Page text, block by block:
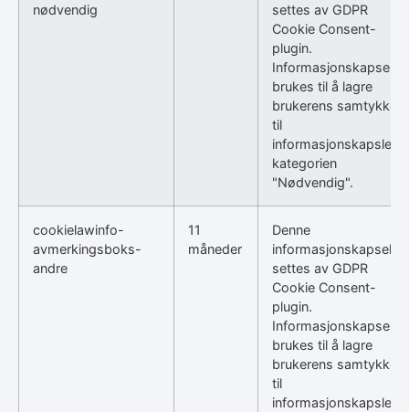
nødvendig
settes av GDPR
Cookie Consent-
plugin.
Informasjonskapselen
brukes til å lagre
brukerens samtykke
til
informasjonskapsler i
kategorien
"Nødvendig".
cookielawinfo-
avmerkingsboks-
andre
11
måneder
Denne
informasjonskapselen
settes av GDPR
Cookie Consent-
plugin.
Informasjonskapselen
brukes til å lagre
brukerens samtykke
til
informasjonskapsler i